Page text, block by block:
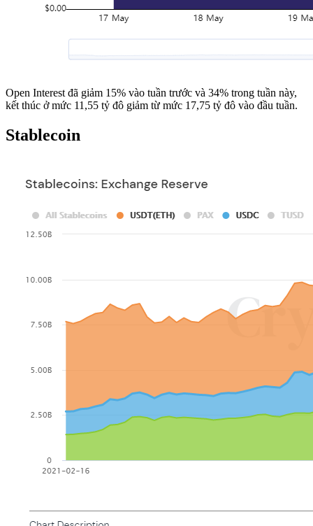
Open Interest đã giảm 15% vào tuần trước và 34% trong tuần này,
kết thúc ở mức 11,55 tỷ đô giảm từ mức 17,75 tỷ đô vào đầu tuần.
Stablecoin